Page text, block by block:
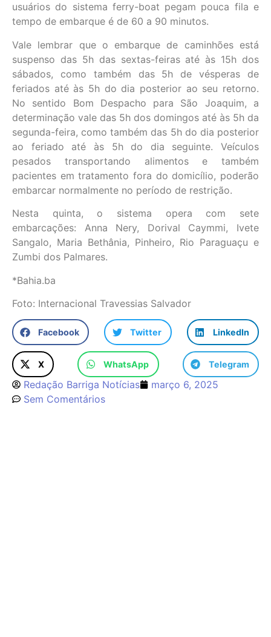
usuários do sistema ferry-boat pegam pouca fila e
tempo de embarque é de 60 a 90 minutos.
Vale lembrar que o embarque de caminhões está
suspenso das 5h das sextas-feiras até às 15h dos
sábados, como também das 5h de vésperas de
feriados até às 5h do dia posterior ao seu retorno.
No sentido Bom Despacho para São Joaquim, a
determinação vale das 5h dos domingos até às 5h da
segunda-feira, como também das 5h do dia posterior
ao feriado até às 5h do dia seguinte. Veículos
pesados transportando alimentos e também
pacientes em tratamento fora do domicílio, poderão
embarcar normalmente no período de restrição.
Nesta quinta, o sistema opera com sete
embarcações: Anna Nery, Dorival Caymmi, Ivete
Sangalo, Maria Bethânia, Pinheiro, Rio Paraguaçu e
Zumbi dos Palmares.
*Bahia.ba
Foto: Internacional Travessias Salvador
Facebook Twitter LinkedIn
X WhatsApp Telegram
Redação Barriga Notícias
março 6, 2025
Sem Comentários